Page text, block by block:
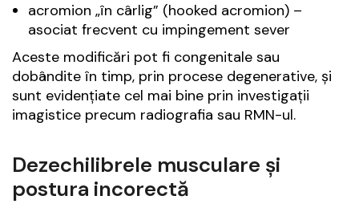
acromion „în cârlig” (hooked acromion) –
asociat frecvent cu impingement sever
Aceste modificări pot fi congenitale sau
dobândite în timp, prin procese degenerative, și
sunt evidențiate cel mai bine prin investigații
imagistice precum radiografia sau RMN-ul.
Dezechilibrele musculare și
postura incorectă